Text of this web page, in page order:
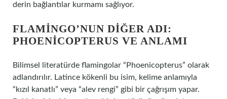
derin bağlantılar kurmamı sağlıyor.
FLAMINGO’NUN DIĞER ADI:
PHOENICOPTERUS VE ANLAMI
Bilimsel literatürde flamingolar “Phoenicopterus” olarak
adlandırılır. Latince kökenli bu isim, kelime anlamıyla
“kızıl kanatlı” veya “alev rengi” gibi bir çağrışım yapar.